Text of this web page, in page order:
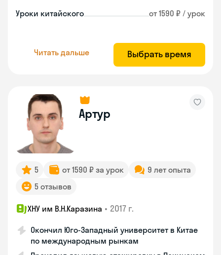
Уроки китайского от 1590 ₽ / урок
Читать дальше Выбрать время
Артур
5 от 1590 ₽ за урок
9 лет опыта
5 отзывов
ХНУ им В.Н.Каразина • 2017 г.
Окончил Юго-Западный университет в Китае
по международным рынкам